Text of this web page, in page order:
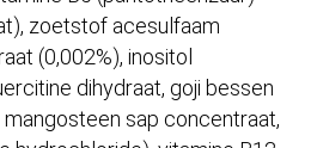
zoetstof acesulfaam
(0,002%), inositol
dihydraat, goji bessen
sap concentraat,